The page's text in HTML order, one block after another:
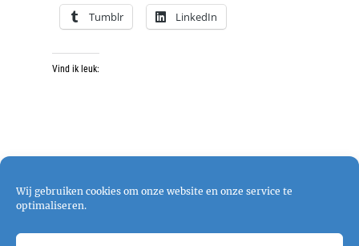
Wij gebruiken cookies om onze website en onze service te
optimaliseren.
Tumblr LinkedIn
Vind ik leuk: